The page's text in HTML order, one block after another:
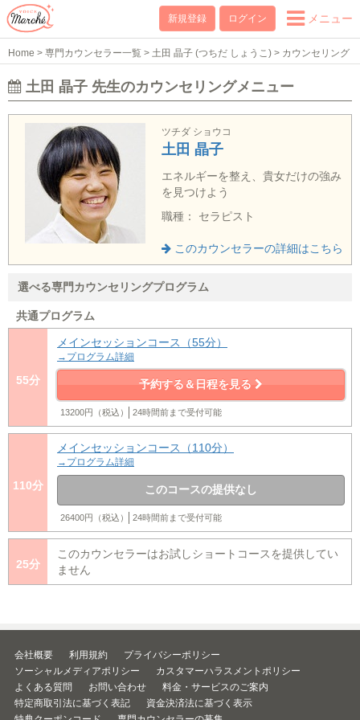
新規登録 ログイン メニュー
Home > 専門カウンセラー一覧 > 土田 晶子 (つちだ しょうこ) > カウンセリング
メニュー土田 晶子 先生のカウンセリングメニュー
ツチダ ショウコ
土田 晶子
エネルギーを整え、貴女だけの強み
を見つけよう
職種： セラピスト
このカウンセラーの詳細はこちら
選べる専門カウンセリングプログラム
共通プログラム
55分
メインセッションコース（55分）
→プログラム詳細
予約する＆日程を見る
13200円（税込） 24時間前まで受付可能
110分
メインセッションコース（110分）
→プログラム詳細
このコースの提供なし
26400円（税込） 24時間前まで受付可能
25分
このカウンセラーはお試しショートコースを提供してい
ません
会社概要 利用規約
プライバシーポリシー
ソーシャルメディアポリシー
カスタマーハラスメントポリシー
よくある質問
お問い合わせ
料金・サービスのご案内
特定商取引法に基づく表記
資金決済法に基づく表示